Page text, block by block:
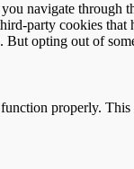
navigate through
party cookies
opting out of
properly.